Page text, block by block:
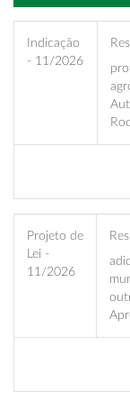
Indicação
- 11/2026
Projeto de
Lei -
11/2026